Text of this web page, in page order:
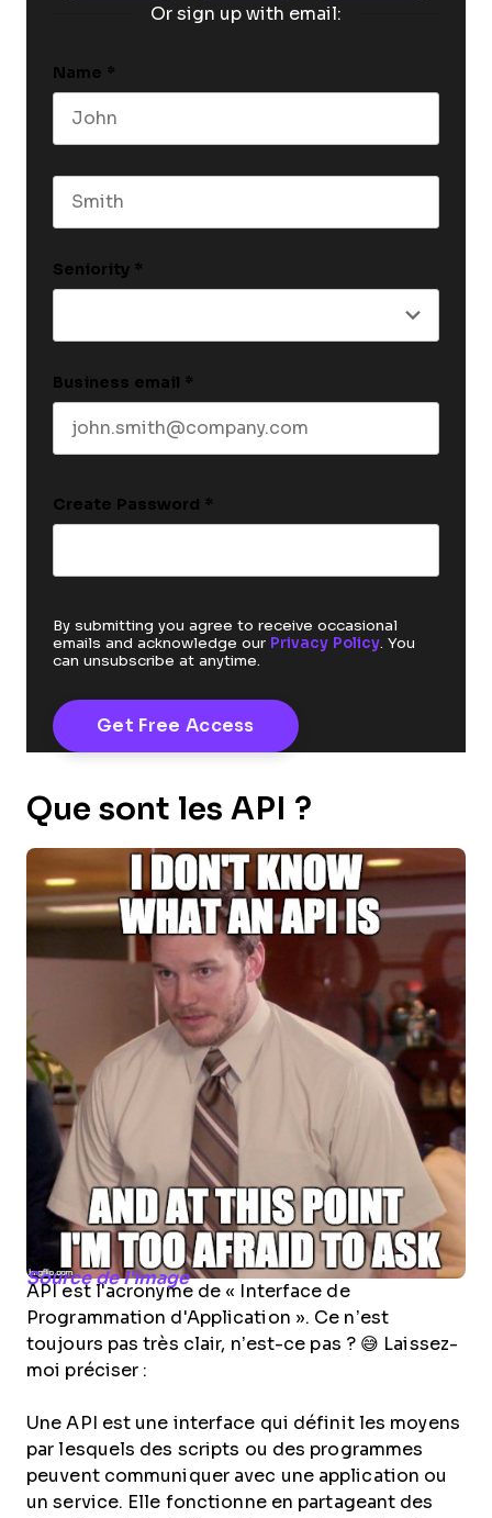
Or sign up with email:
Name *
Seniority *
Business email *
Create Password *
By submitting you agree to receive occasional
emails and acknowledge our Privacy Policy. You
can unsubscribe at anytime.
Que sont les API ?
Source de l'image
API est l'acronyme de « Interface de
Programmation d'Application ». Ce n’est
toujours pas très clair, n’est-ce pas ? 😅 Laissez-
moi préciser :
Une API est une interface qui définit les moyens
par lesquels des scripts ou des programmes
peuvent communiquer avec une application ou
un service. Elle fonctionne en partageant des